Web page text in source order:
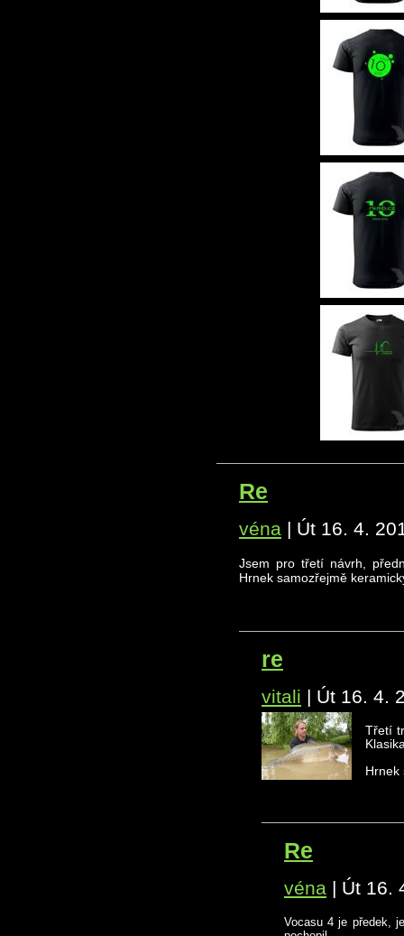
Re
véna | Út 16. 4.
Jsem pro třetí návrh,
Hrnek samozřejmě
re
vitali | Út 16. 4.
Třetí
Hrnek
Re
véna | Út 16.
Vocasu 4 je předek,